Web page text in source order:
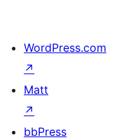
WordPress.com
↗
Matt
↗
bbPress